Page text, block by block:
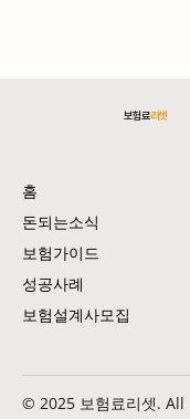
암보험료 절감
홈
돈되는소식
보험가이드
성공사례
보험설계사모집
보험료리셋
© 2025 보험료리셋. All